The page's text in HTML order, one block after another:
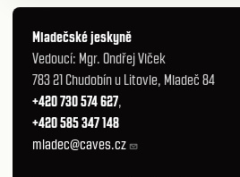
Mladečské jeskyně
Vedoucí: Mgr. Ondřej Vlček
783 21 Chudobín u Litovle, Mladeč 84
+420 730 574 627,
+420 585 347 148
mladec@caves.cz